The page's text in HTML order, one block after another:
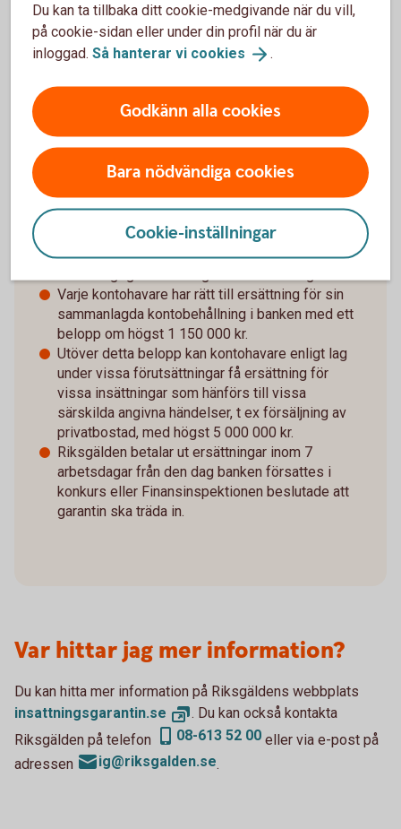
insättningen ska ha gjorts inom de senaste 12 månaderna
och en insättare som vill ansöka om tilläggsbelopp måste
själv skicka in en ansökan till Riksgälden och visa att
tilläggsbelopp. En sådan ansökan kan skickas in till
Riksgälden först efter att ett ersättningsfall har inträffat.
Snabbfakta
Våra konton omfattas av den statliga
Varje kontohavare har rätt till ersättning för sin
sammanlagda kontobehållning i banken med ett
belopp om högst 1 150 000 kr.
Utöver detta belopp kan kontohavare enligt lag
under vissa förutsättningar få ersättning för
vissa insättningar som hänförs till vissa
särskilda angivna händelser, t ex försäljning av
privatbostad, med högst 5 000 000 kr.
Riksgälden betalar ut ersättningar inom 7
arbetsdagar från den dag banken försattes i
konkurs eller Finansinspektionen beslutade att
garantin ska träda in.
Var hittar jag mer information?
Du kan hitta mer information på Riksgäldens webbplats
insattningsgarantin.se
. Du kan också kontakta
Riksgälden på telefon
08-613 52 00 eller via e-post på
adressen
ig@riksgalden.se.
Du kan ta tillbaka ditt cookie-medgivande när du vill,
på cookie-sidan eller under din profil när du är
inloggad. Så hanterar vi cookies .
Godkänn alla cookies
Bara nödvändiga cookies
Cookie-inställningar